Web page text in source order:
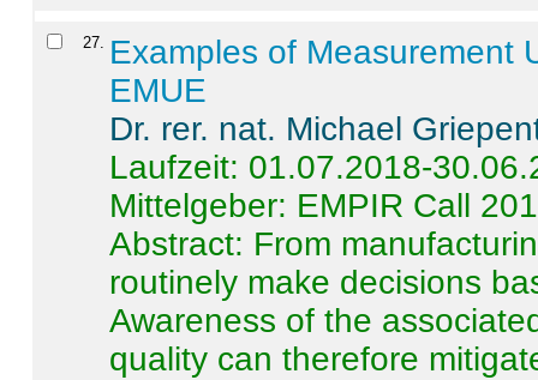
27. Examples of Measurement
EMUE
Dr. rer. nat. Michael
Laufzeit: 01.07.2018-
Mittelgeber: EMPIR Call
Abstract: From
routinely make decisions
Awareness of the
quality can therefore